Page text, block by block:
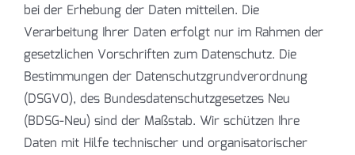
bei der Erhebung der Daten mitteilen. Die
Verarbeitung Ihrer Daten erfolgt nur im Rahmen der
gesetzlichen Vorschriften zum Datenschutz. Die
Bestimmungen der Datenschutzgrundverordnung
(DSGVO), des Bundesdatenschutzgesetzes Neu
(BDSG-Neu) sind der Maßstab. Wir schützen Ihre
Daten mit Hilfe technischer und organisatorischer